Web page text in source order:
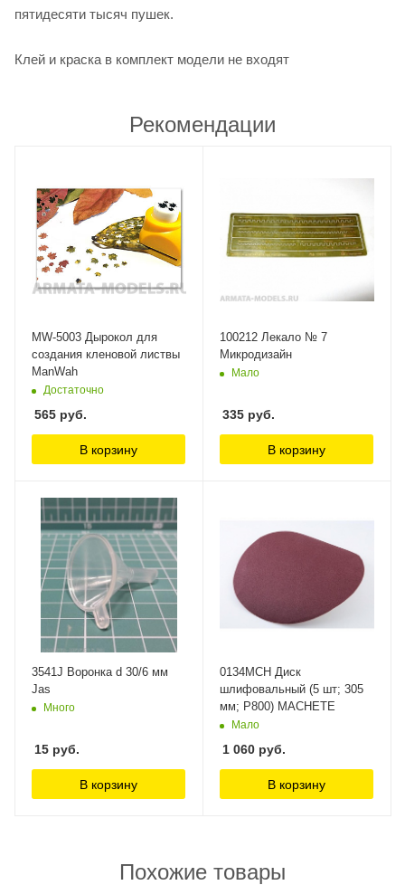
пятидесяти тысяч пушек.
Клей и краска в комплект модели не входят
Рекомендации
MW-5003 Дырокол для
создания кленовой листвы
ManWah
Достаточно
565 руб.
В корзину
100212 Лекало № 7
Микродизайн
Мало
335 руб.
В корзину
3541J Воронка d 30/6 мм
Jas
Много
15 руб.
В корзину
0134MCH Диск
шлифовальный (5 шт; 305
мм; Р800) MACHETE
Мало
1 060 руб.
В корзину
Похожие товары